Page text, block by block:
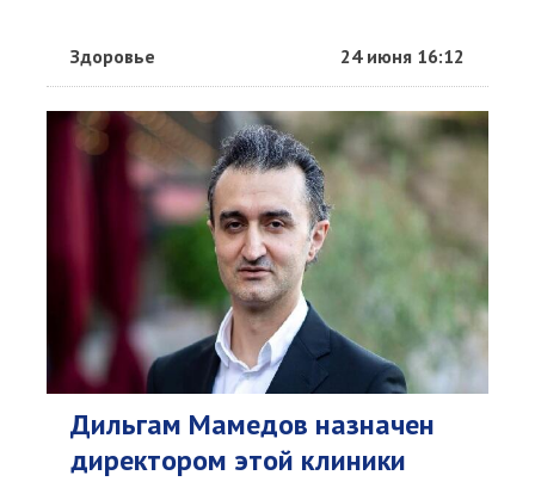
Здоровье 24 июня 16:12
Дильгам Мамедов назначен
директором этой клиники